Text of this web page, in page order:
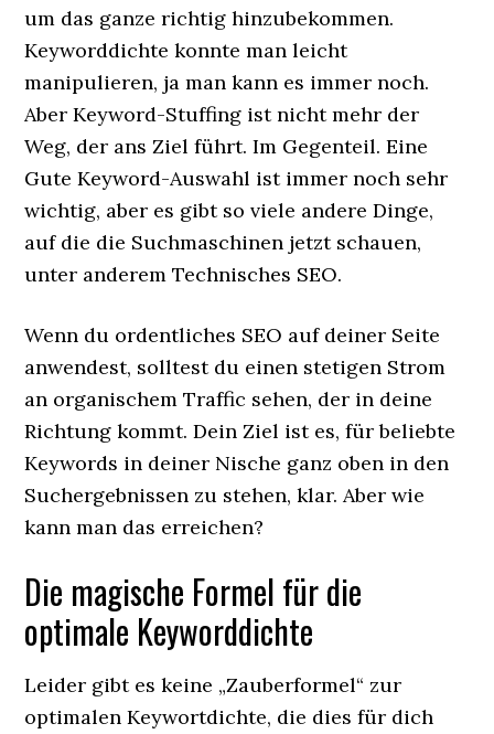
um das ganze richtig hinzubekommen.
Keyworddichte konnte man leicht
manipulieren, ja man kann es immer noch.
Aber Keyword-Stuffing ist nicht mehr der
Weg, der ans Ziel führt. Im Gegenteil. Eine
Gute Keyword-Auswahl ist immer noch sehr
wichtig, aber es gibt so viele andere Dinge,
auf die die Suchmaschinen jetzt schauen,
unter anderem Technisches SEO.
Wenn du ordentliches SEO auf deiner Seite
anwendest, solltest du einen stetigen Strom
an organischem Traffic sehen, der in deine
Richtung kommt. Dein Ziel ist es, für beliebte
Keywords in deiner Nische ganz oben in den
Suchergebnissen zu stehen, klar. Aber wie
kann man das erreichen?
Die magische Formel für die
optimale Keyworddichte
Leider gibt es keine „Zauberformel“ zur
optimalen Keywortdichte, die dies für dich